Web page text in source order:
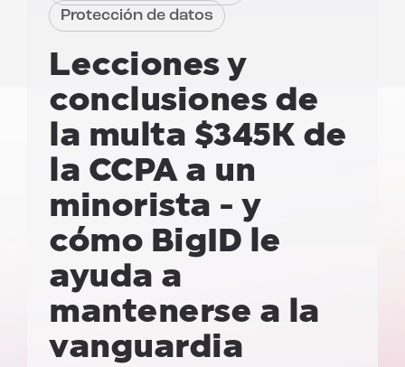
Protección de datos
Lecciones y
conclusiones de
la multa $345K de
la CCPA a un
minorista - y
cómo BigID le
ayuda a
mantenerse a la
vanguardia